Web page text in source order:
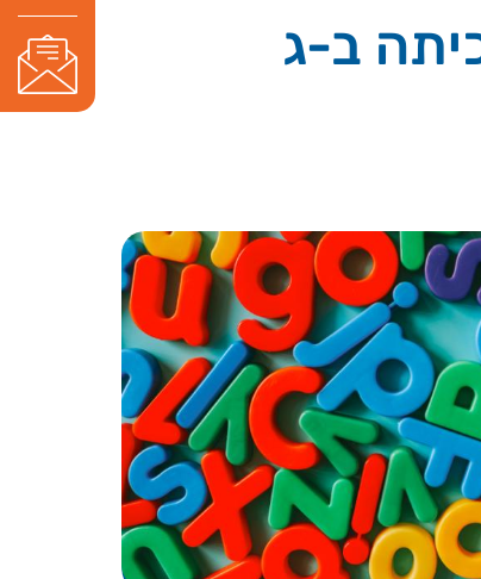
ב-ג